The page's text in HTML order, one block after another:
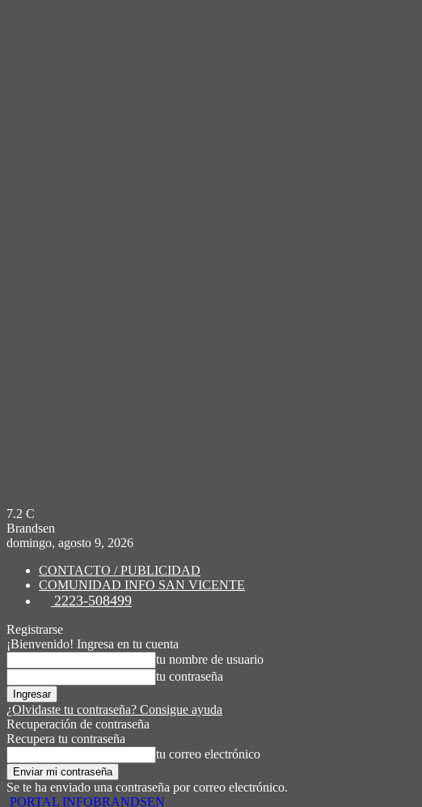
7.2 C
Brandsen
domingo, agosto 9, 2026
CONTACTO / PUBLICIDAD
COMUNIDAD INFO SAN VICENTE
2223-508499
Registrarse
¡Bienvenido! Ingresa en tu cuenta
tu nombre de usuario
tu contraseña
¿Olvidaste tu contraseña? Consigue ayuda
Recuperación de contraseña
Recupera tu contraseña
tu correo electrónico
Se te ha enviado una contraseña por correo electrónico.
PORTAL INFOBRANDSEN